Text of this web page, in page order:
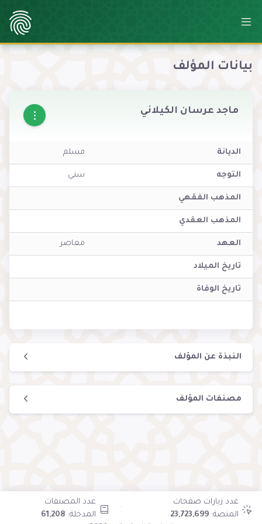
بيانات المؤلف
ماجد عرسان الكيلاني
الديانة مسلم
التوجه سني
المذهب الفقهي
المذهب العقدي
العهد معاصر
تاريخ الميلاد
تاريخ الوفاة
النبذة عن المؤلف
مصنفات المؤلف
عدد زيارات صفحات
المنصة: 23,723,699
·
عدد المصنفات
المدخلة: 61,208